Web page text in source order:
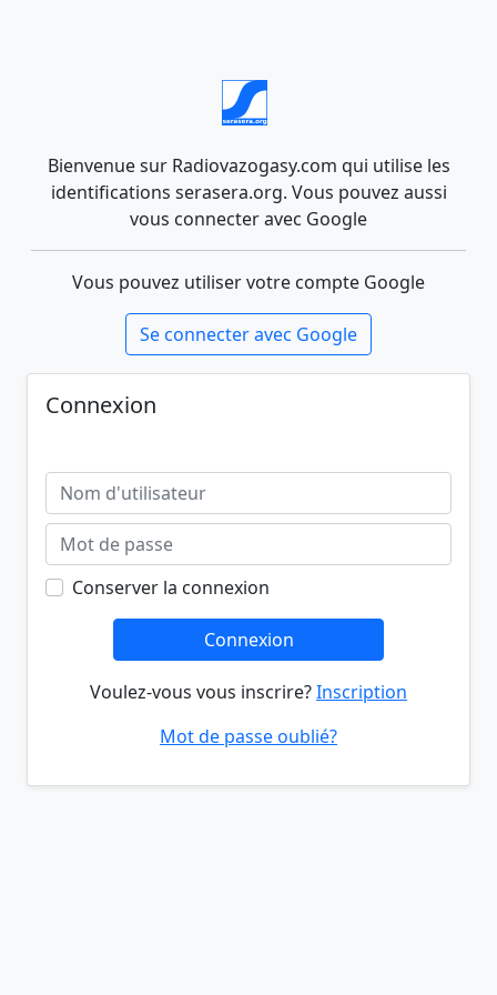
Bienvenue sur Radiovazogasy.com qui utilise les
identifications serasera.org. Vous pouvez aussi
vous connecter avec Google
Vous pouvez utiliser votre compte Google
Se connecter avec Google
Connexion
Conserver la connexion
Connexion
Voulez-vous vous inscrire?Inscription
Mot de passe oublié?